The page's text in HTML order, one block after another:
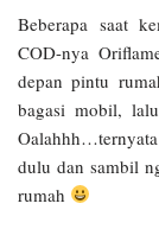
Beberapa saat
COD-nya
depan pintu
bagasi mobil,
dulu dan sambil
rumah